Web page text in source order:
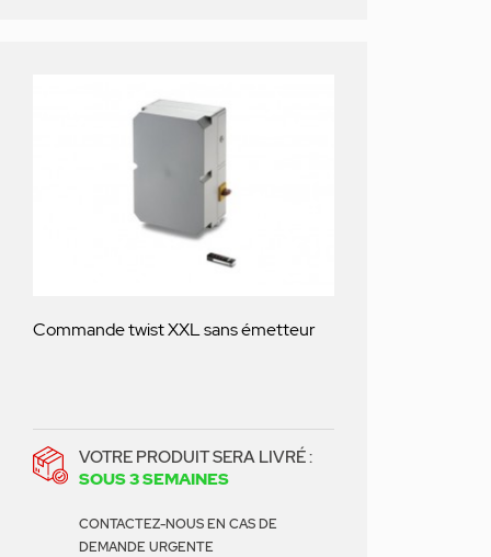
Commande twist XXL sans émetteur
VOTRE PRODUIT SERA LIVRÉ :
SOUS 3 SEMAINES
CONTACTEZ-NOUS EN CAS DE
DEMANDE URGENTE